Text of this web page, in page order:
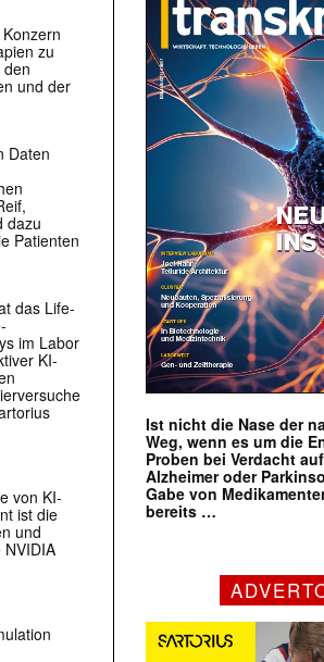
zu
und der
Daten
dazu
Patienten
das Life-
im Labor
KI-
von KI-
ist die
und
Ist nicht die Nase der
Weg, wenn es um die
Proben bei Verdacht
Alzheimer oder
Gabe von
bereits …